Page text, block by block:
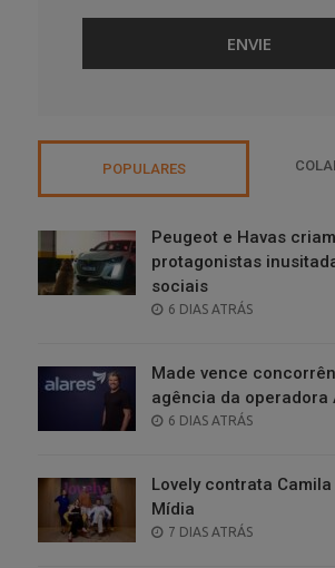
POPULARES
Peugeot e Havas
protagonistas
sociais
POSTED
6 DIAS ATRÁS
Made vence
agência da operadora
POSTED
6 DIAS ATRÁS
Lovely contrata
Mídia
POSTED
7 DIAS ATRÁS